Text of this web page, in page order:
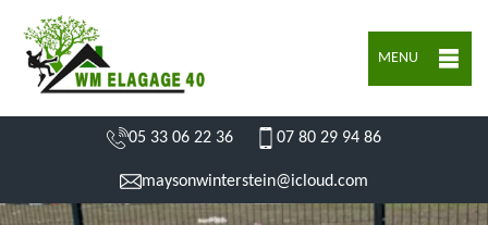
MENU
05 33 06 22 36 07 80 29 94 86
maysonwinterstein@icloud.com